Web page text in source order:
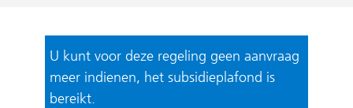
U kunt voor deze regeling geen aanvraag
meer indienen, het subsidieplafond is
bereikt.